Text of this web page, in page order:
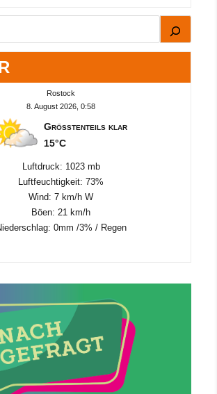
Rostock
8. August 2026, 0:58
Größtenteils klar
15°C
Luftdruck: 1023 mb
Luftfeuchtigkeit: 73%
Wind: 7 km/h W
Böen: 21 km/h
0mm /3% / Regen